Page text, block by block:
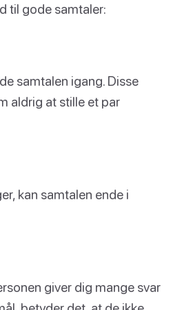
til gode samtaler:
samtalen igang. Disse
aldrig at stille et par
kan samtalen ende i
giver dig mange svar